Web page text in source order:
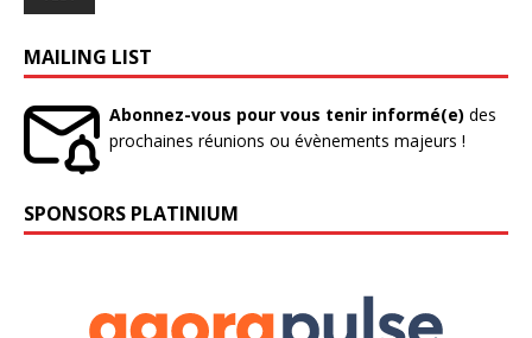
MAILING LIST
Abonnez-vous pour vous tenir informé(e) des
prochaines réunions ou évènements majeurs !
SPONSORS PLATINIUM